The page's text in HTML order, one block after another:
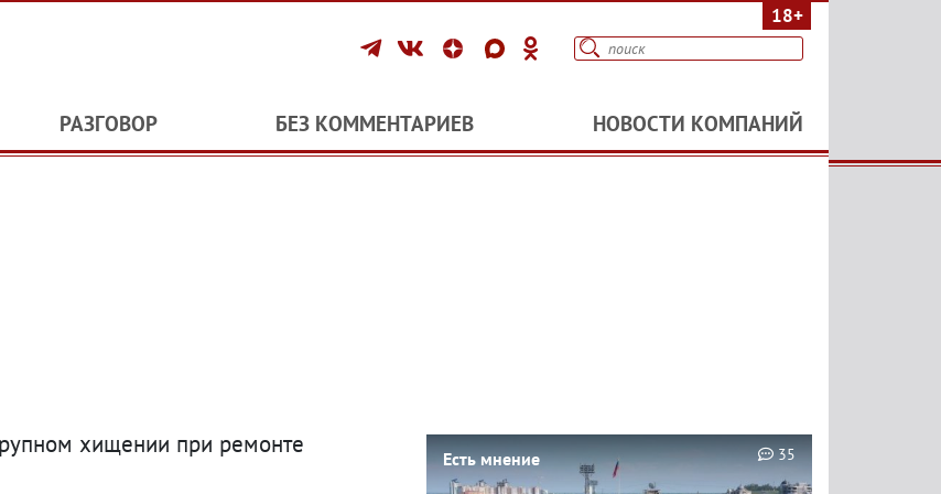
18+
РАЗГОВОР БЕЗ КОММЕНТАРИЕВ НОВОСТИ КОМПАНИЙ
хищении при ремонте
Есть мнение 35